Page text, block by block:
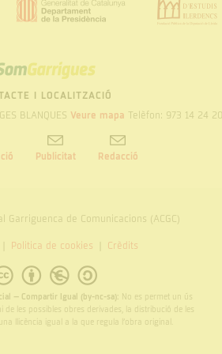
SOM
GARRIGUES
I LOCALITZACIÓ
BLANQUES Veure mapa Telèfon: 973 14 24 20
Publicitat Redacció
Garriguenca de Comunicacions (ACGC)
Politica de cookies Crèdits
– Compartir Igual (by-nc-sa): No es permet un ús
de les possibles obres derivades, la distribució de les
llicència igual a la que regula l’obra original.